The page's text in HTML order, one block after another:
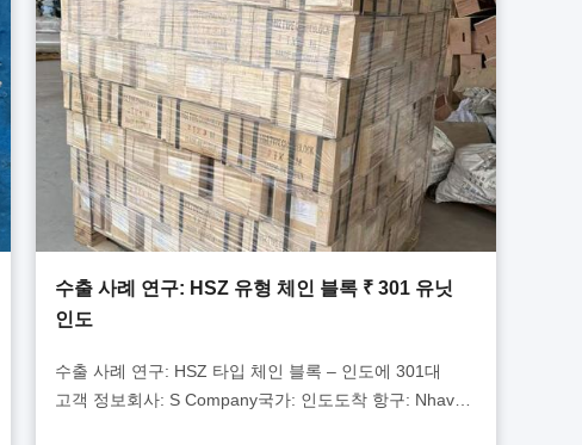
위한 핵심 장비입니다. 이러한 장비의 조...
수출 사례 연구: HSZ 유형 체인 블록 ₹ 301 유닛
인도
수출 사례 연구: HSZ 타입 체인 블록 – 인도에 301대
고객 정보회사: S Company국가: 인도도착 항구: Nhava